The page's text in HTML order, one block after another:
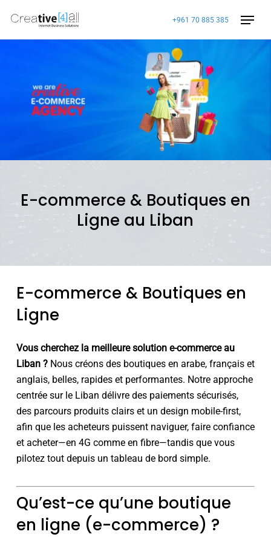
main
+961 70 885 385
E-commerce & Boutiques en
Ligne au Liban
E-commerce & Boutiques en
Ligne
Vous cherchez la meilleure solution e-commerce au
Liban ?Nous créons des boutiques en arabe, français et
anglais, belles, rapides et performantes. Notre approche
centrée sur le Liban délivre des paiements sécurisés,
des parcours produits clairs et un design mobile-first,
afin que les acheteurs puissent naviguer, faire confiance
et acheter—en 4G comme en fibre—tandis que vous
pilotez tout depuis un tableau de bord simple.
Qu’est-ce qu’une boutique
en ligne (e-commerce) ?